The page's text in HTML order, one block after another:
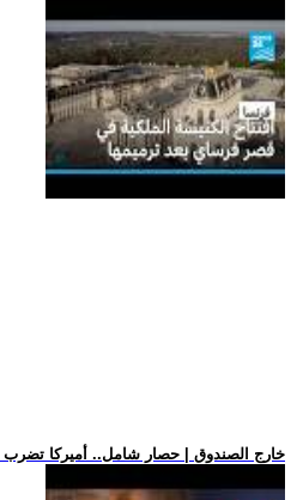
.. خارج الصندوق | حصار شامل.. أميركا